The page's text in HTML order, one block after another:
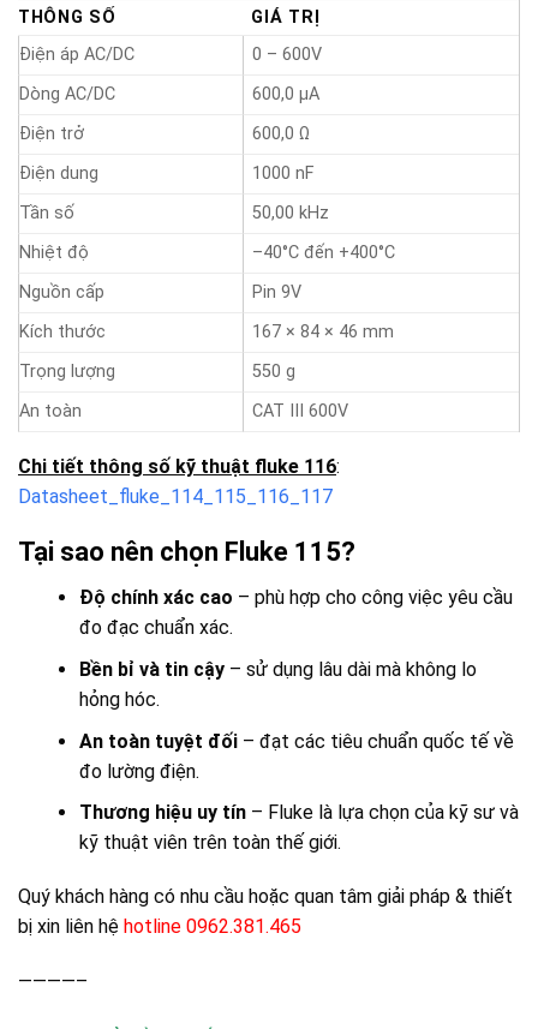
THÔNG SỐ
GIÁ TRỊ
Điện áp AC/DC
0 – 600V
Dòng AC/DC
600,0 μA
Điện trở
600,0 Ω
Điện dung
1000 nF
Tần số
50,00 kHz
Nhiệt độ
–40°C đến +400°C
Nguồn cấp
Pin 9V
Kích thước
167 × 84 × 46 mm
Trọng lượng
550 g
An toàn
CAT III 600V
Chi tiết thông số kỹ thuật fluke 116:
Datasheet_fluke_114_115_116_117
Tại sao nên chọn Fluke 115?
Độ chính xác cao – phù hợp cho công việc yêu cầu
đo đạc chuẩn xác.
Bền bỉ và tin cậy– sử dụng lâu dài mà không lo
hỏng hóc.
An toàn tuyệt đối– đạt các tiêu chuẩn quốc tế về
đo lường điện.
Thương hiệu uy tín– Fluke là lựa chọn của kỹ sư và
kỹ thuật viên trên toàn thế giới.
Quý khách hàng có nhu cầu hoặc quan tâm giải pháp & thiết
bị xin liên hệ hotline 0962.381.465
————–